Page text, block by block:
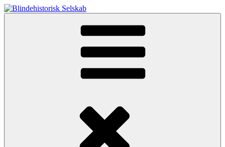
Videre
til
Velkommen til Blindehistorisk Selskab.